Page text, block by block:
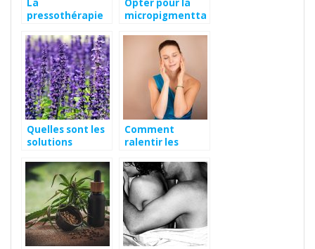
La
pressothérapie
être
Opter pour la
micropigmentta
vos cheveux
clairsemés!
Quelles sont les
solutions
lutter contre le
stress ?
Comment
ralentir les
sur son visage?